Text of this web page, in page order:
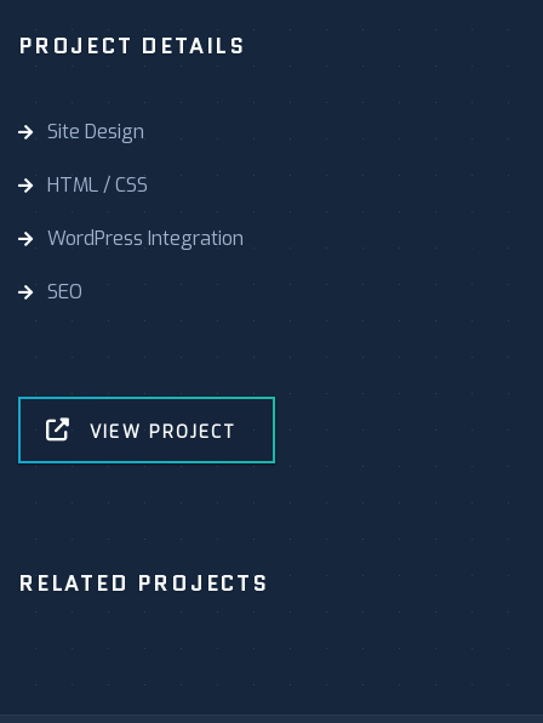
PROJECT DETAILS
Site Design
HTML / CSS
WordPress Integration
SEO
VIEW PROJECT
RELATED PROJECTS